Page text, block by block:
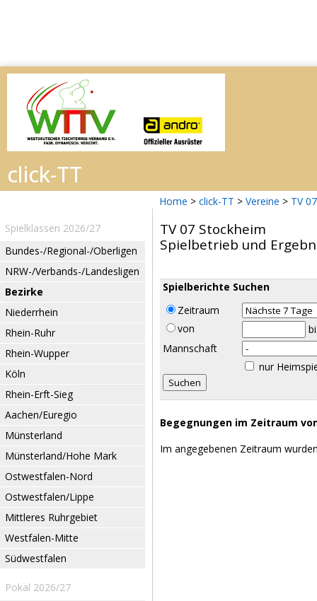
Home > click-TT > Vereine > TV
Spielklassen 2026/27
Bundes-/Regional-/Oberligen
NRW-/Verbands-/Landesligen
Bezirke
Niederrhein
Rhein-Ruhr
Rhein-Wupper
Köln
Rhein-Erft-Sieg
Aachen/Euregio
Münsterland
Münsterland/Hohe Mark
Ostwestfalen-Nord
Ostwestfalen/Lippe
Mittleres Ruhrgebiet
Westfalen-Mitte
Südwestfalen
Pokal 2026/27
TV 07 Stockheim
Spielbetrieb und
Spielberichte Suchen
Zeitraum
von
Mannschaft
nur
Begegnungen im Zeitraum
Im angegebenen Zeitraum